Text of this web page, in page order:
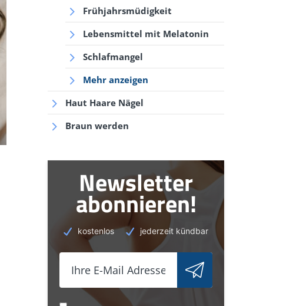
Frühjahrsmüdigkeit
Lebensmittel mit Melatonin
Schlafmangel
Mehr anzeigen
Haut Haare Nägel
Braun werden
Newsletter
abonnieren!
kostenlos jederzeit kündbar